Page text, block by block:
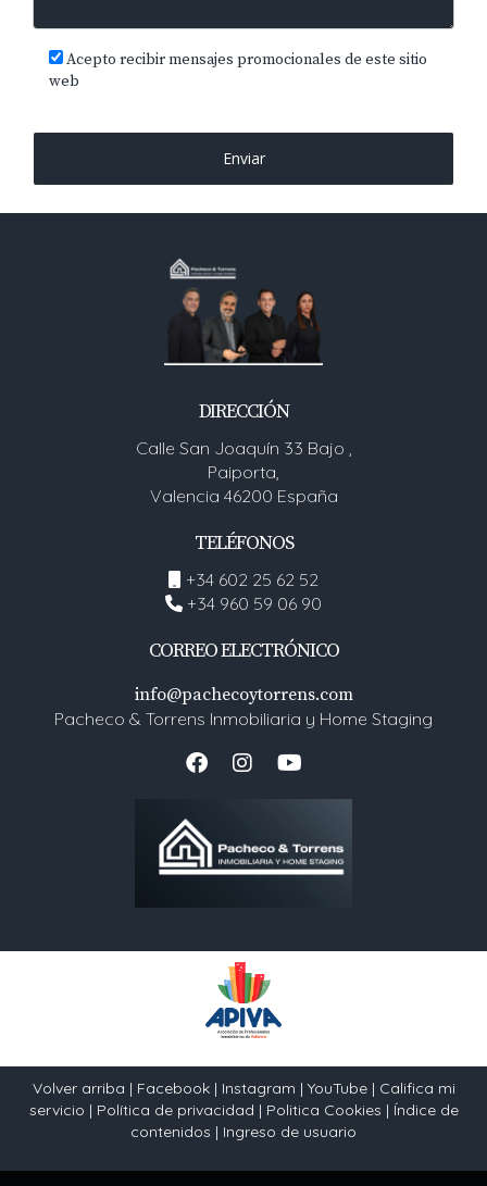
Acepto recibir mensajes promocionales de este sitio
web
Enviar
DIRECCIÓN
Calle San Joaquín 33 Bajo ,
Paiporta,
Valencia 46200 España
TELÉFONOS
+34 602 25 62 52
+34 960 59 06 90
CORREO ELECTRÓNICO
info@pachecoytorrens.com
Pacheco & Torrens Inmobiliaria y Home Staging
Volver arriba | Facebook| Instagram | YouTube| Califica mi
servicio | Política de privacidad | Politica Cookies | Índice de
contenidos | Ingreso de usuario